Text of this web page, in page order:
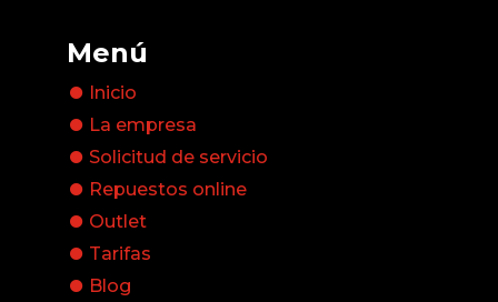
Menú
Inicio
La empresa
Solicitud de servicio
Repuestos online
Outlet
Tarifas
Blog